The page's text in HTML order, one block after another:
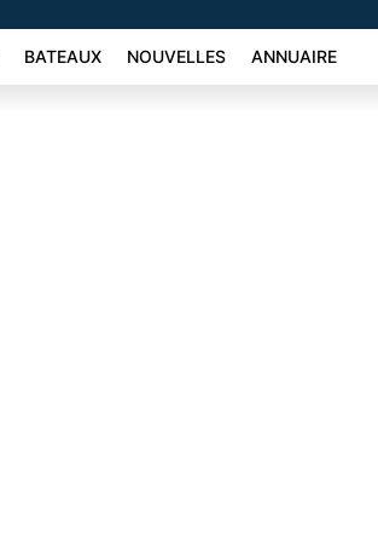
BATEAUX NOUVELLES ANNUAIRE